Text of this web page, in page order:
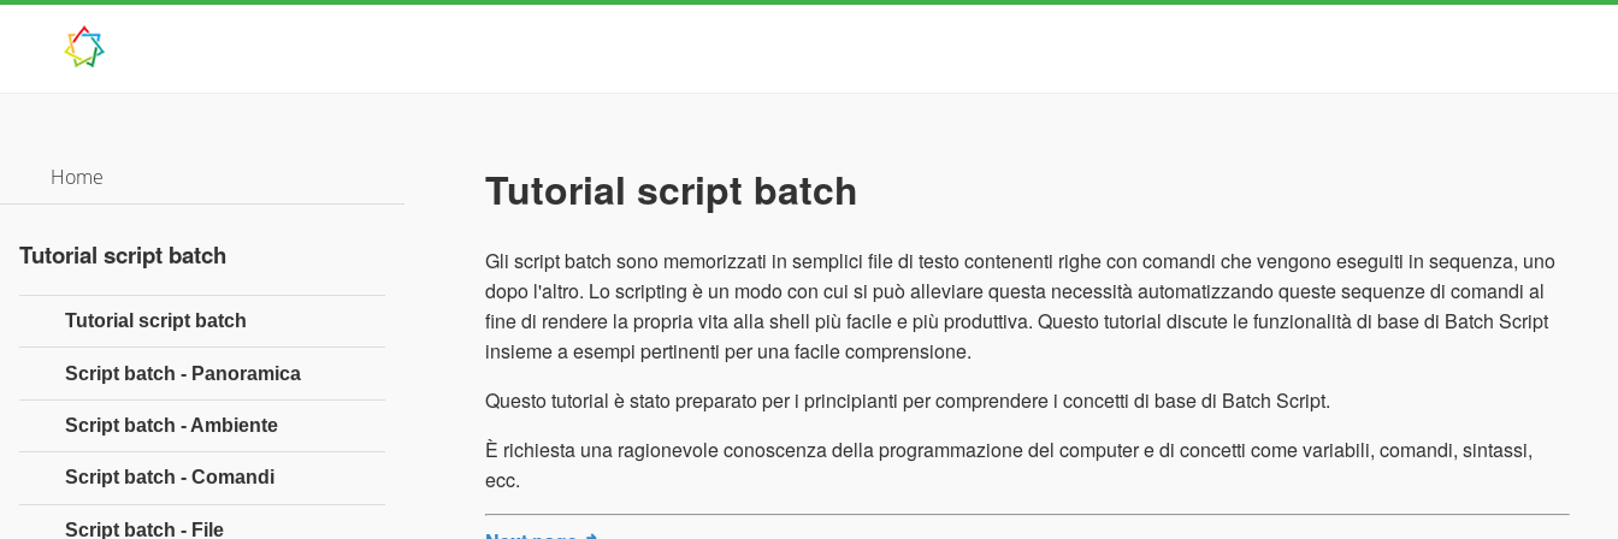
Tutorial script batch
Gli script batch sono memorizzati in semplici file di testo contenenti righe con comandi che vengono eseguiti in sequenza, uno
dopo l'altro. Lo scripting è un modo con cui si può alleviare questa necessità automatizzando queste sequenze di comandi al
fine di rendere la propria vita alla shell più facile e più produttiva. Questo tutorial discute le funzionalità di base di Batch Script
insieme a esempi pertinenti per una facile comprensione.
Questo tutorial è stato preparato per i principianti per comprendere i concetti di base di Batch Script.
È richiesta una ragionevole conoscenza della programmazione del computer e di concetti come variabili, comandi, sintassi,
ecc.
Home
Tutorial script batch
Tutorial script batch
Script batch - Panoramica
Script batch - Ambiente
Script batch - Comandi
Script batch - File